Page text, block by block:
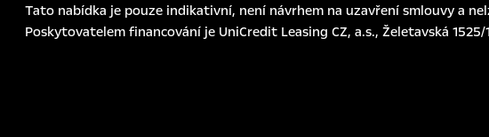
Tato nabídka je pouze indikativní, není návrhem na uzavření smlouvy a
Poskytovatelem financování je UniCredit Leasing CZ, a.s., Želetavská 1525/